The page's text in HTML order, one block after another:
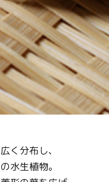
く分布し、
水生植物。